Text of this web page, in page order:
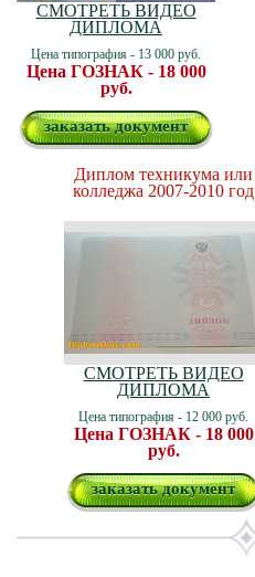
СМОТРЕТЬ ВИДЕО
ДИПЛОМА
Цена типография - 13 000 руб.
Цена ГОЗНАК - 18 000
руб.
заказать документ
Диплом техникума или
колледжа 2007-2010 год
СМОТРЕТЬ ВИДЕО
ДИПЛОМА
Цена типография - 12 000 руб.
Цена ГОЗНАК - 18 000
руб.
заказать документ